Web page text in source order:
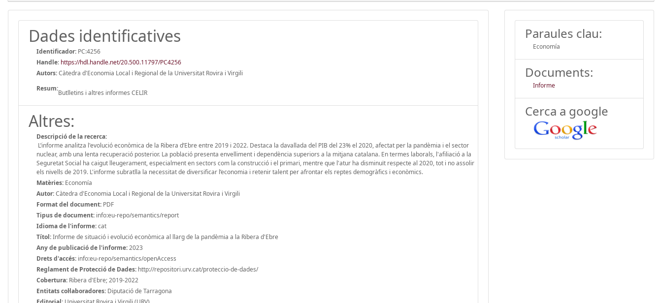
Dades identificatives
Identificador: PC:4256
Handle: https://hdl.handle.net/20.500.11797/PC4256
Autors:Càtedra d'Economia Local i Regional de la Universitat Rovira i Virgili
Resum:
Butlletins i altres informes CELIR
Altres:
Descripció de la recerca:
L’informe analitza l'evolució econòmica de la Ribera d’Ebre entre 2019 i 2022. Destaca la davallada del PIB del 23% el 2020, afectat per la pandèmia i el sector
nuclear, amb una lenta recuperació posterior. La població presenta envelliment i dependència superiors a la mitjana catalana. En termes laborals, l'afiliació a la
Seguretat Social ha caigut lleugerament, especialment en sectors com la construcció i el primari, mentre que l'atur ha disminuït respecte al 2020, tot i no assolir
els nivells de 2019. L'informe subratlla la necessitat de diversificar l’economia i retenir talent per afrontar els reptes demogràfics i econòmics.
Matèries: Economía
Autor:Càtedra d'Economia Local i Regional de la Universitat Rovira i Virgili
Format del document: PDF
Tipus de document: info:eu-repo/semantics/report
Idioma de l'informe:cat
Títol:Informe de situació i evolució econòmica al llarg de la pandèmia a la Ribera d'Ebre
Any de publicació de l'informe:2023
Drets d'accés: info:eu-repo/semantics/openAccess
Reglament de Protecció de Dades: http://repositori.urv.cat/proteccio-de-dades/
Cobertura: Ribera d'Ebre; 2019-2022
Entitats col·laboradores: Diputació de Tarragona
Paraules clau:
Economía
Documents:
Informe
Cerca a google